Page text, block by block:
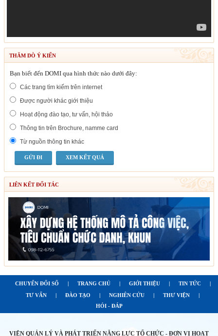
THĂM DÒ Ý KIẾN
Bạn biết đến DOMI qua hình thức nào dưới đây:
Các trang tìm kiếm trên internet
Được người khác giới thiệu
Hoạt động đào tạo, tư vấn, hội thảo
Thông tin trên Brochure, namme card
Từ nguồn thông tin khác
XEM KẾT QUẢ
LIÊN KẾT ĐỐI TÁC
CHUYỂN ĐỔI SỐ TRANG CHỦ GIỚI THIỆU TIN TỨC
TƯ VẤN
ĐÀO TẠO NGHIÊN CỨU THƯ VIỆN
HỎI - ĐÁP
VIỆN QUẢN LÝ VÀ PHÁT TRIỂN NĂNG LỰC TỔ CHỨC - ĐƠN VỊ HOẠT